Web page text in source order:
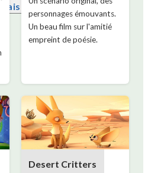
personnages émouvants.
Un beau film sur l'amitié
empreint de poésie.
Desert Critters